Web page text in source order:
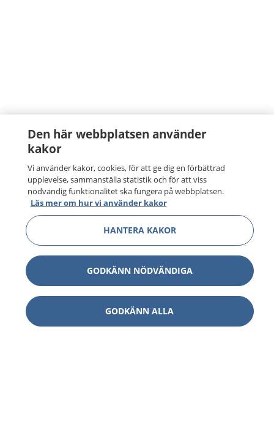
Den här webbplatsen använder
kakor
Vi använder kakor, cookies, för att ge dig en förbättrad
upplevelse, sammanställa statistik och för att viss
nödvändig funktionalitet ska fungera på webbplatsen.
Läs mer om hur vi använder kakor
HANTERA KAKOR
GODKÄNN NÖDVÄNDIGA
GODKÄNN ALLA